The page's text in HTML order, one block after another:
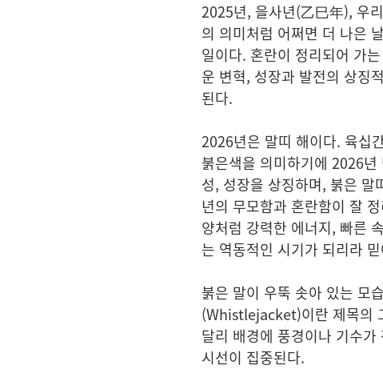
2025년, 을사년(乙巳年), 우
의 의미처럼 어쩌면 더 나은
일이다. 혼란이 정리되어 가
운 변혁, 성장과 발전의 상징
된다.
2026년은 말띠 해이다. 육십
붉은색을 의미하기에 2026년
성, 성장을 상징하며, 붉은 말
년의 무모함과 혼란함이 잘
양처럼 강력한 에너지, 빠른
는 역동적인 시기가 되리라
붉은 말이 우뚝 솟아 있는 모
(Whistlejacket)이란 제목의
달리 배경에 풍경이나 기수
시선이 집중된다.